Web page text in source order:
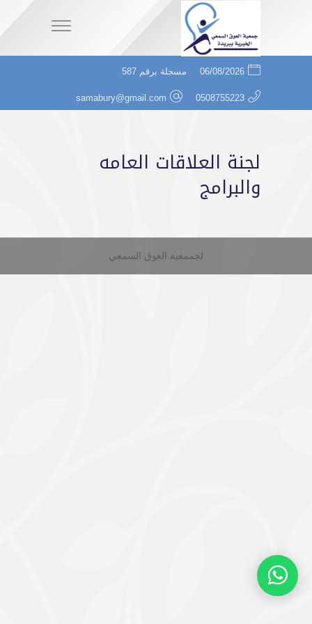
06/08/2026 مسجلة برقم 587
0508755223
samabury@gmail.com
لجنة العلاقات العامه
والبرامج
لجممعية العوق السمعي